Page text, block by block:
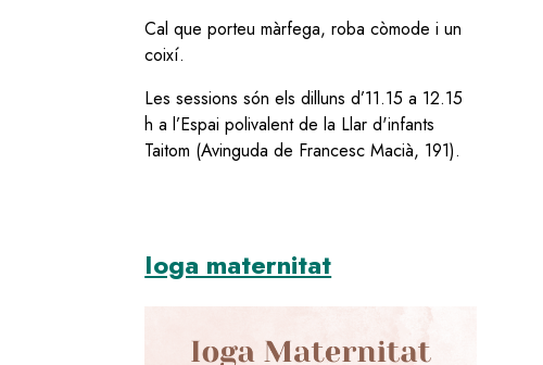
Cal que porteu màrfega, roba còmode i un
coixí.
Les sessions són els dilluns d’11.15 a 12.15
h a l’Espai polivalent de la Llar d'infants
Taitom (Avinguda de Francesc Macià, 191).
Ioga maternitat